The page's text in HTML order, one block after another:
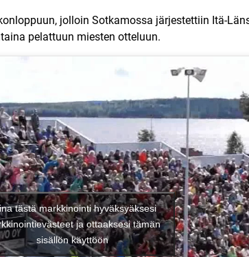
jolloin Sotkamossa järjestettiin Itä-
pelattuun miesten otteluun.
tästä markkinointi hyväksyäksesi
ja ottaaksesi tämän
sisällön käyttöön